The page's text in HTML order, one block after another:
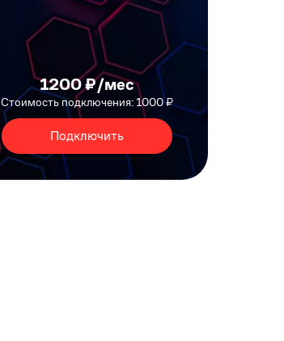
1200 ₽/мес
Стоимость подключения: 1000 ₽
Подключить